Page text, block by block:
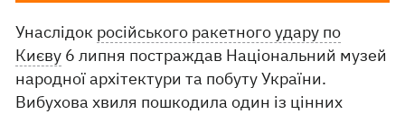
Унаслідок російського ракетного удару по
Києву 6 липня постраждав Національний музей
народної архітектури та побуту України.
Вибухова хвиля пошкодила один із цінних